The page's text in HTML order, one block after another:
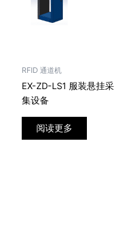
RFID 通道机
EX-ZD-LS1 服装悬挂采
集设备
阅读更多